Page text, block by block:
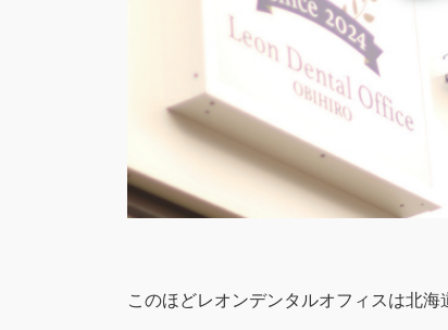
このほどレオンデンタルオフィスは北海